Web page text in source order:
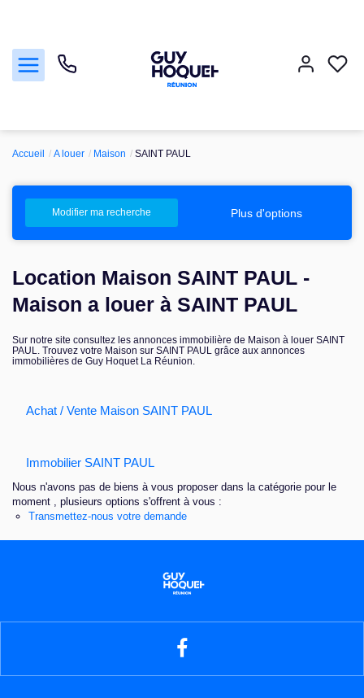
Vendre
Faire gérer
Nos agences
Accueil A louer Maison SAINT PAUL
Modifier ma recherche Plus d'options
Location Maison SAINT PAUL -
Maison a louer à SAINT PAUL
Sur notre site consultez les annonces immobilière de Maison à louer SAINT
PAUL. Trouvez votre Maison sur SAINT PAUL grâce aux annonces
immobilières de Guy Hoquet La Réunion.
Achat / Vente Maison SAINT PAUL
Immobilier SAINT PAUL
Nous n'avons pas de biens à vous proposer dans la catégorie pour le
moment , plusieurs options s'offrent à vous :
Transmettez-nous votre demande